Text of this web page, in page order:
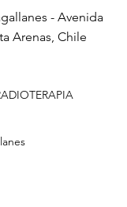
- Avenida
Arenas, Chile